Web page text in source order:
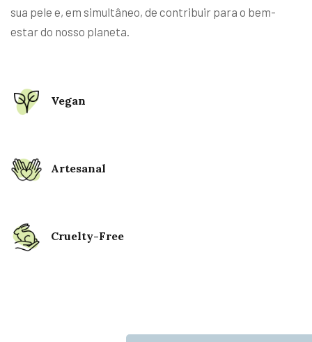
sua pele e, em simultâneo, de contribuir para o bem-
estar do nosso planeta.
Vegan
Artesanal
Cruelty-Free